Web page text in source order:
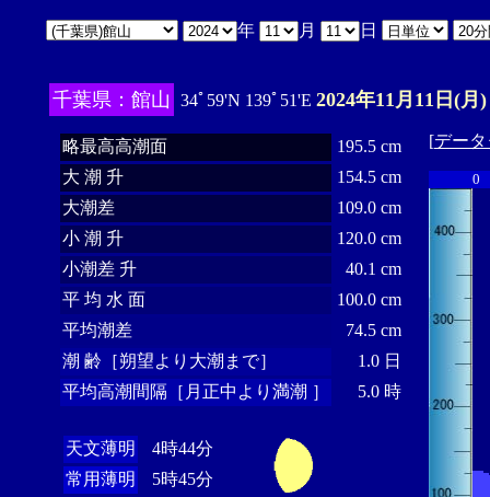
年 月 日
千葉県：館山 34ﾟ59'N 139ﾟ51'E 2024年11月11日(月)
略最高高潮面
195.5 cm
大 潮 升
154.5 cm
大潮差
109.0 cm
小 潮 升
120.0 cm
小潮差 升
40.1 cm
平 均 水 面
100.0 cm
平均潮差
74.5 cm
潮 齢［朔望より大潮まで］
1.0 日
平均高潮間隔［月正中より満潮 ］
5.0 時
天文薄明
4時44分
常用薄明
5時45分
[デー
0